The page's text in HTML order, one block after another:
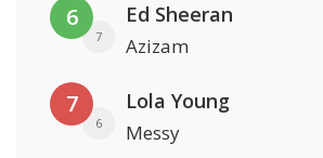
6
7
Ed Sheeran
Azizam
7
6
Lola Young
Messy